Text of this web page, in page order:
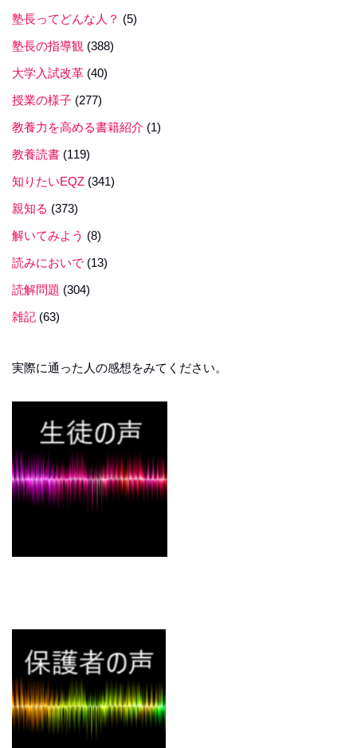
塾長ってどんな人？ (5)
塾長の指導観 (388)
大学入試改革 (40)
授業の様子 (277)
教養力を高める書籍紹介 (1)
教養読書 (119)
知りたいEQZ (341)
親知る (373)
解いてみよう (8)
読みにおいで (13)
読解問題 (304)
雑記 (63)
実際に通った人の感想をみてください。